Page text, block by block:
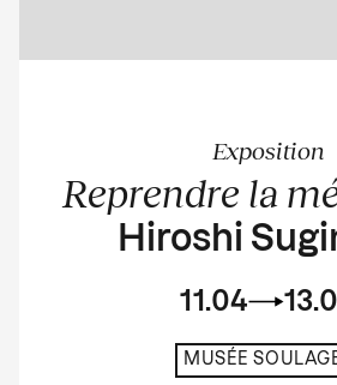
Exposition
Reprendre la
Hiroshi
11.04
MUSÉE